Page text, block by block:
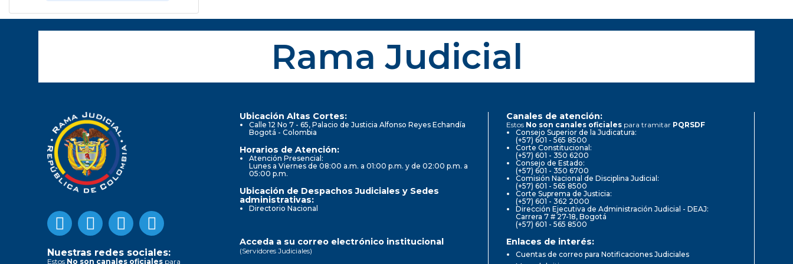
Rama Judicial
Nuestras redes sociales:
Estos No son canales oficiales para
Ubicación Altas Cortes:
Calle 12 No 7 - 65, Palacio de Justicia Alfonso Reyes Echandía
Bogotá - Colombia
Horarios de Atención:
Atención Presencial:
Lunes a Viernes de 08:00 a.m. a 01:00 p.m. y de 02:00 p.m. a
05:00 p.m.
Ubicación de Despachos Judiciales y Sedes
administrativas:
Directorio Nacional
Canales de atención:
Estos No son canales oficiales para tramitar PQRSDF
Consejo Superior de la Judicatura:
(+57) 601 - 565 8500
Corte Constitucional:
(+57) 601 - 350 6200
Consejo de Estado:
(+57) 601 - 350 6700
Comisión Nacional de Disciplina Judicial:
(+57) 601 - 565 8500
Corte Suprema de Justicia:
(+57) 601 - 362 2000
Dirección Ejecutiva de Administración Judicial - DEAJ:
Carrera 7 # 27-18, Bogotá
(+57) 601 - 565 8500
Acceda a su correo electrónico institucional
(Servidores Judiciales)
Enlaces de interés:
Cuentas de correo para Notificaciones Judiciales